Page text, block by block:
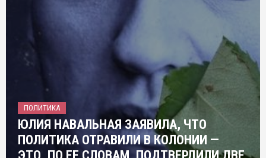
ПОЛИТИКА
ЮЛИЯ НАВАЛЬНАЯ ЗАЯВИЛА, ЧТО
ПОЛИТИКА ОТРАВИЛИ В КОЛОНИИ —